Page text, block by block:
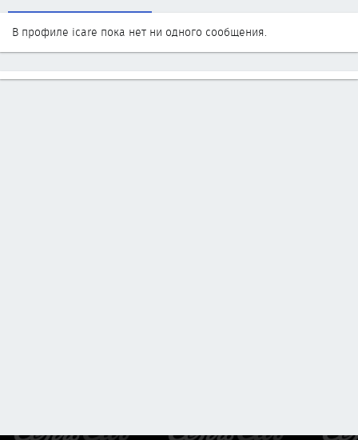
В профиле icare пока нет ни одного сообщения.